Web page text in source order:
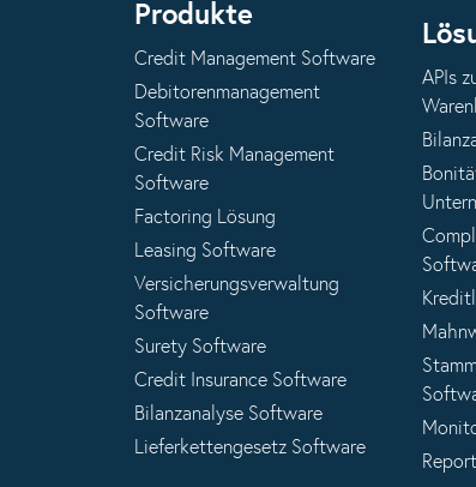
Produkte
Credit Management Software
Debitorenmanagement
Software
Credit Risk Management
Software
Factoring Lösung
Leasing Software
Versicherungsverwaltung
Software
Surety Software
Credit Insurance Software
Bilanzanalyse Software
Lieferkettengesetz Software
APIs